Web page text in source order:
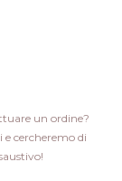
un ordine?
cercheremo di